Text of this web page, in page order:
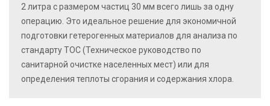
2 литра с размером частиц 30 мм всего лишь за одну
операцию. Это идеальное решение для экономичной
подготовки гетерогенных материалов для анализа по
стандарту TOC (Техническое руководство по
санитарной очистке населенных мест) или для
определения теплоты сгорания и содержания хлора.